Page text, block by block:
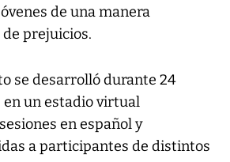
de una manera
prejuicios.
se desarrolló durante 24
un estadio virtual
en español y
a participantes de distintos